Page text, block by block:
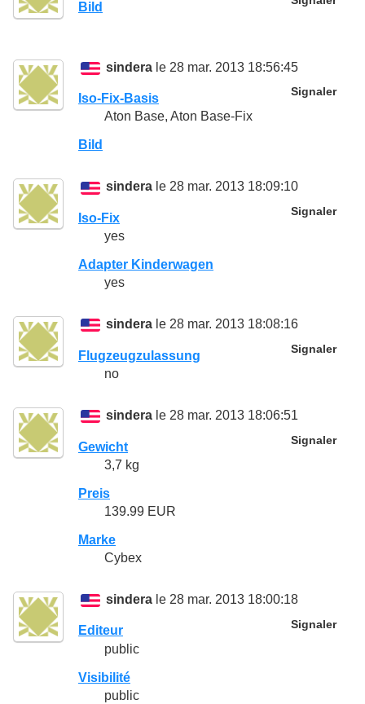
Bild
sindera le 28 mar. 2013 18:56:45
Signaler
Iso-Fix-Basis
Aton Base, Aton Base-Fix
Bild
sindera le 28 mar. 2013 18:09:10
Signaler
Iso-Fix
yes
Adapter Kinderwagen
yes
sindera le 28 mar. 2013 18:08:16
Signaler
Flugzeugzulassung
no
sindera le 28 mar. 2013 18:06:51
Signaler
Gewicht
3,7 kg
Preis
139.99 EUR
Marke
Cybex
sindera le 28 mar. 2013 18:00:18
Signaler
Editeur
public
Visibilité
public